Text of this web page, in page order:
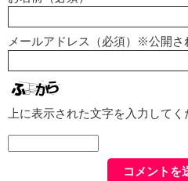
メールアドレス（必須）※公開さ
上に表示された文字を入力してく